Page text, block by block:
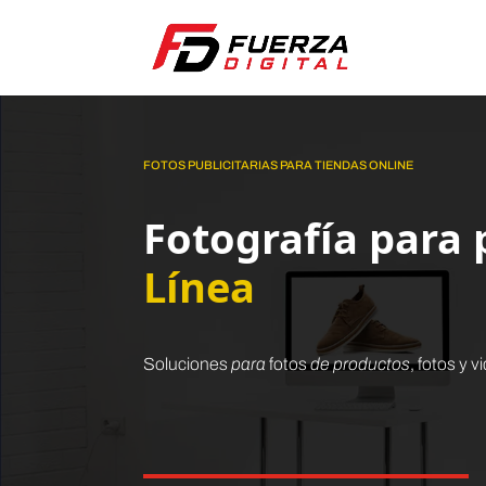
FOTOS PUBLICITARIAS PARA TIENDAS ONLINE
Fotografía para
Línea
Soluciones para fotosde productos, fotos y